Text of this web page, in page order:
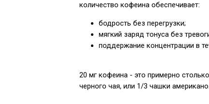
количество кофеина обеспечивает:
бодрость без перегрузки;
мягкий заряд тонуса без
поддержание концентрации в
20 мг кофеина - это примерно
черного чая, или 1/3 чашки американо.